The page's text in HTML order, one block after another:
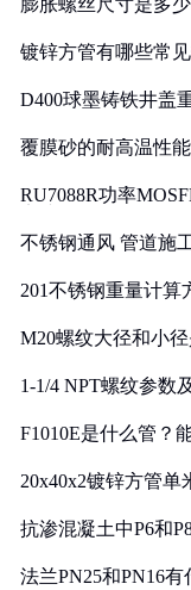
膨胀螺丝尺寸是多少
镀锌方管有哪些常
D400球墨铸铁井盖
覆膜砂的耐高温性
RU7088R功率
不锈钢通风 管道施
201不锈钢重量计算
M20螺纹大径和小
1-1/4 NPT螺纹参数
F1010E是什么管？
20x40x2镀锌方管
抗渗混凝土中P6和
法兰PN25和PN16有